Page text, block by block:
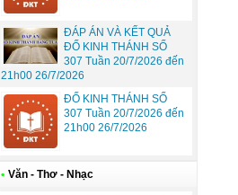
ĐÁP ÁN VÀ KẾT QUẢ
ĐỐ KINH THÁNH SỐ
307 Tuần 20/7/2026 đến
21h00 26/7/2026
ĐỐ KINH THÁNH SỐ
307 Tuần 20/7/2026 đến
21h00 26/7/2026
• Văn - Thơ - Nhạc